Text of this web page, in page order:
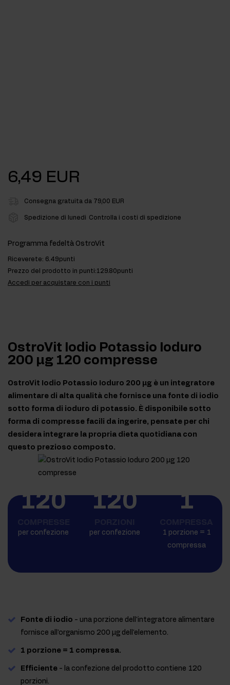
6,49 EUR
Consegna gratuita da 79,00 EUR
Spedizione di lunedi Controlla i costi di spedizione
Programma fedeltà OstroVit
Riceverete: 6.49punti
Prezzo del prodotto in punti:129.80punti
Accedi per acquistare con i punti
OstroVit Iodio Potassio Ioduro
200 μg 120 compresse
OstroVit Iodio Potassio Ioduro 200 μg è un integratore
alimentare di alta qualità che fornisce una fonte di iodio
sotto forma di ioduro di potassio. È disponibile sotto
forma di compresse facili da ingerire, pensate per chi
desidera integrare la propria dieta quotidiana con
questo prezioso composto.
120
per confezione
120
per confezione
1
1 porzione = 1
compressa
Fonte di iodio - una porzione dell'integratore alimentare
fornisce all'organismo 200 µg dell'elemento.
1 porzione = 1 compressa.
Efficiente - la confezione del prodotto contiene 120
porzioni.